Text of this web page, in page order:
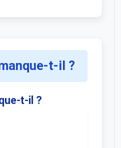
t-il ?
t-il ?